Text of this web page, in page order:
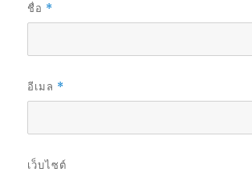
ชื่อ *
อีเมล *
เว็บไซต์